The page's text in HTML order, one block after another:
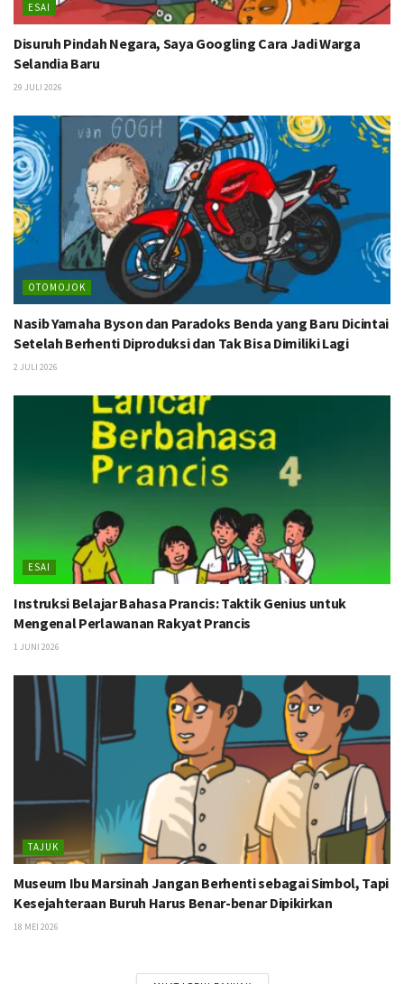
ESAI
Disuruh Pindah Negara, Saya Googling Cara Jadi Warga
Selandia Baru
29 JULI 2026
OTOMOJOK
Nasib Yamaha Byson dan Paradoks Benda yang Baru Dicintai
Setelah Berhenti Diproduksi dan Tak Bisa Dimiliki Lagi
2 JULI 2026
ESAI
Instruksi Belajar Bahasa Prancis: Taktik Genius untuk
Mengenal Perlawanan Rakyat Prancis
1 JUNI 2026
TAJUK
Museum Ibu Marsinah Jangan Berhenti sebagai Simbol, Tapi
Kesejahteraan Buruh Harus Benar-benar Dipikirkan
18 MEI 2026